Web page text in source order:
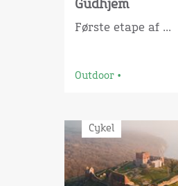
Gudhjem
Første etape af ...
Outdoor•
Cykel